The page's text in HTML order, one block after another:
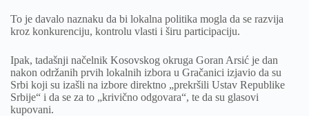
To je davalo naznaku da bi lokalna politika mogla da se razvija
kroz konkurenciju, kontrolu vlasti i širu participaciju.
Ipak, tadašnji načelnik Kosovskog okruga Goran Arsić je dan
nakon održanih prvih lokalnih izbora u Gračanici izjavio da su
Srbi koji su izašli na izbore direktno „prekršili Ustav Republike
Srbije“ i da se za to „krivično odgovara“, te da su glasovi
kupovani.